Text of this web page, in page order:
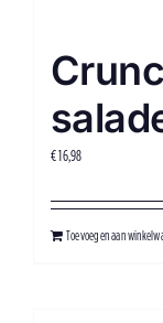
€16,98
Toevoegen aan